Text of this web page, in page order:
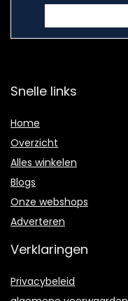
Snelle links
Home
Overzicht
Alles winkelen
Blogs
Onze webshops
Adverteren
Verklaringen
Privacybeleid